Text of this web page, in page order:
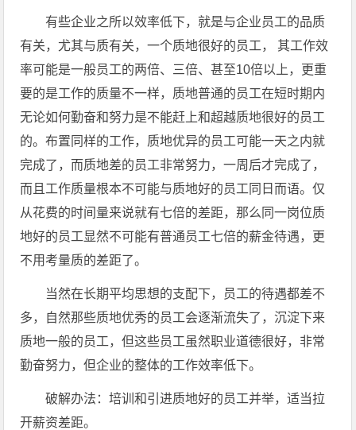
有些企业之所以效率低下，就是与企业员工的品质
有关，尤其与质有关，一个质地很好的员工， 其工作效
率可能是一般员工的两倍、三倍、甚至10倍以上，更重
要的是工作的质量不一样，质地普通的员工在短时期内
无论如何勤奋和努力是不能赶上和超越质地很好的员工
的。布置同样的工作，质地优异的员工可能一天之内就
完成了，而质地差的员工非常努力，一周后才完成了，
而且工作质量根本不可能与质地好的员工同日而语。仅
从花费的时间量来说就有七倍的差距，那么同一岗位质
地好的员工显然不可能有普通员工七倍的薪金待遇，更
不用考量质的差距了。
当然在长期平均思想的支配下，员工的待遇都差不
多，自然那些质地优秀的员工会逐渐流失了，沉淀下来
质地一般的员工，但这些员工虽然职业道德很好，非常
勤奋努力，但企业的整体的工作效率低下。
破解办法：培训和引进质地好的员工并举，适当拉
开薪资差距。